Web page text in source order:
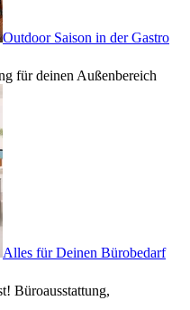
Outdoor Saison in der Gastro
für deinen Außenbereich
Alles für Deinen Bürobedarf
Büroausstattung,